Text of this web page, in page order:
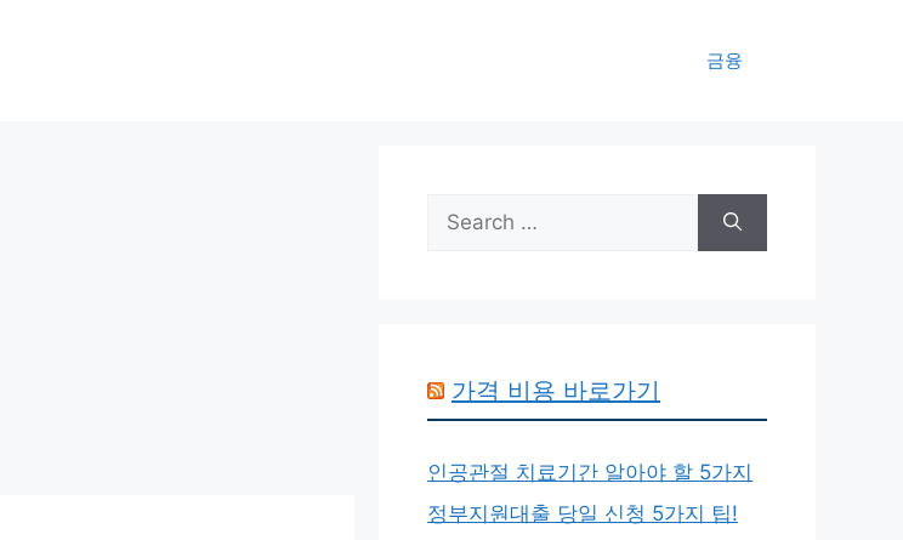
금융
Search
for:
가격 비용 바로가기
인공관절 치료기간 알아야 할 5가지
정부지원대출 당일 신청 5가지 팁!